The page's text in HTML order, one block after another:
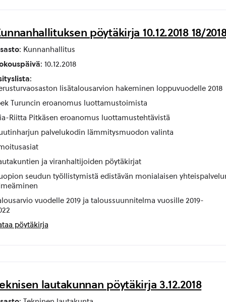
pöytäkirja 10.12.2018 18/
: Kunnanhallitus
: 10.12.2018
:
lisätalousarvion hakeminen loppuvuodelle 2018
Turuncin eroanomus luottamustoimista
Riitta Pitkäsen eroanomus luottamustehtävistä
palvelukodin lämmitysmuodon valinta
ja viranhaltijoiden pöytäkirjat
seudun työllistymistä edistävän monialaisen
vuodelle 2019 ja taloussuunnitelma vuosille 2019-
pöytäkirja
lautakunnan pöytäkirja 3.12.2018